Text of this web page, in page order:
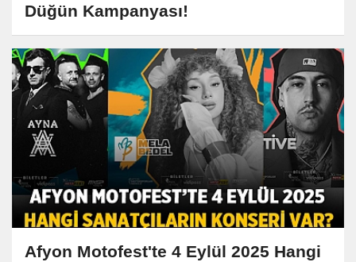
Düğün Kampanyası!
Afyon Motofest'te 4 Eylül 2025 Hangi